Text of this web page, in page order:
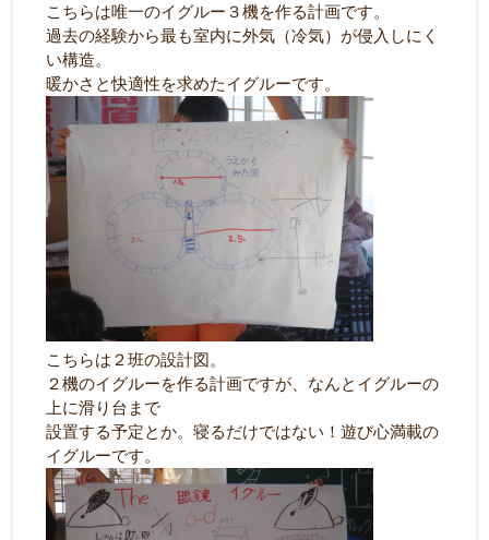
こちらは唯一のイグルー３機を作る計画です。
過去の経験から最も室内に外気（冷気）が侵入しにく
い構造。
暖かさと快適性を求めたイグルーです。
こちらは２班の設計図。
２機のイグルーを作る計画ですが、なんとイグルーの
上に滑り台まで
設置する予定とか。寝るだけではない！遊び心満載の
イグルーです。